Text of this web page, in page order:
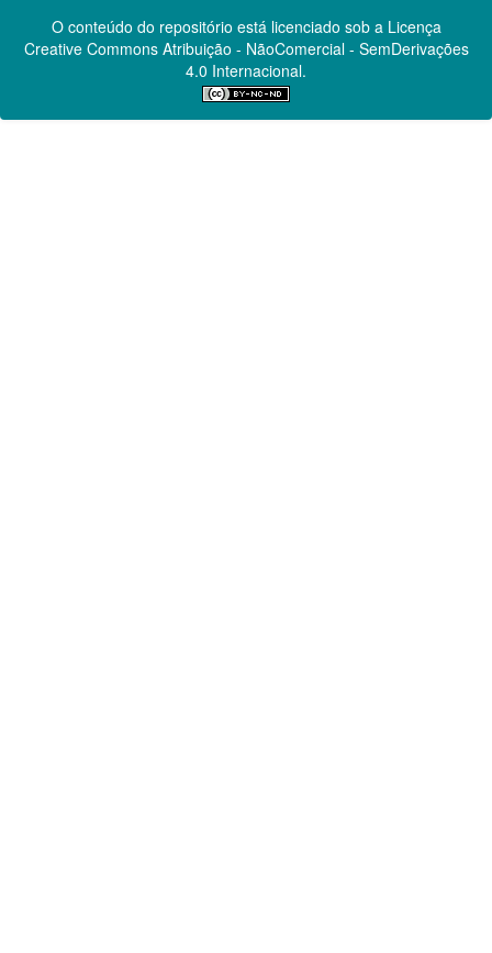
O conteúdo do repositório está licenciado sob a Licença
Creative CommonsAtribuição - NãoComercial - SemDerivações
4.0 Internacional.